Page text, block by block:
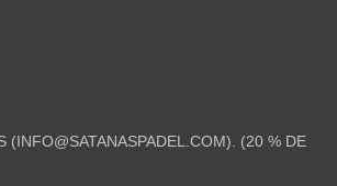
(INFO@SATANASPADEL.COM). (20 % DE